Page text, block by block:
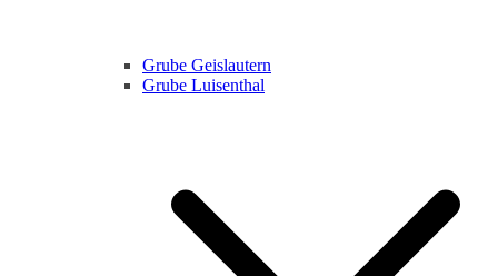
Grube Geislautern
Grube Luisenthal